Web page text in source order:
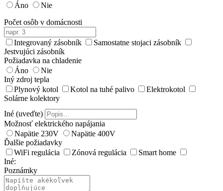
Áno
Nie
Počet osôb v domácnosti
Integrovaný zásobník
Samostatne stojaci zásobník
Jestvujúci zásobník
Požiadavka na chladenie
Áno
Nie
Iný zdroj tepla
Plynový kotol
Kotol na tuhé palivo
Elektrokotol
Solárne kolektory
Iné (uveďte)
Možnosť elektrického napájania
Napätie 230V
Napätie 400V
Ďalšie požiadavky
WiFi regulácia
Zónová regulácia
Smart home
Iné:
Poznámky